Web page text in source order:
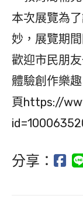
本次展覽為
妙，展覽期
歡迎市民朋
體驗創作樂
頁https://
分享：